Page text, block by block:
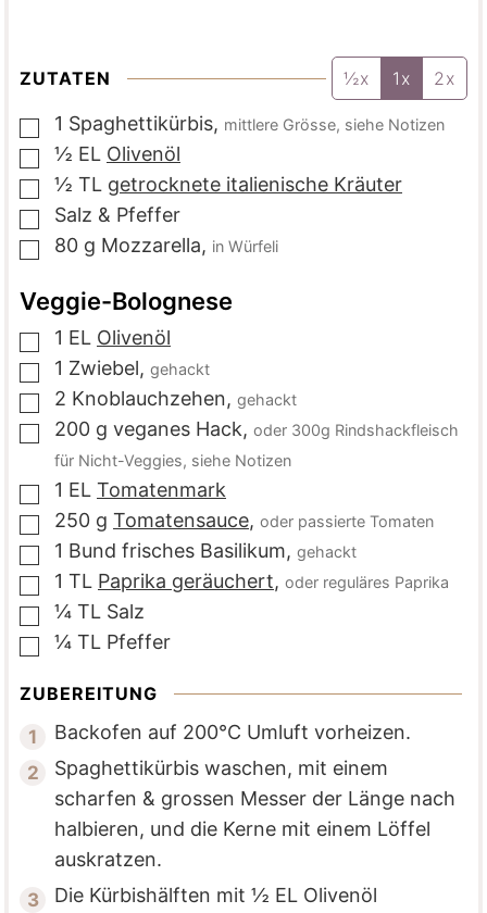
ZUTATEN ½x 1x 2x
▢
1 Spaghettikürbis, mittlere Grösse, siehe Notizen
▢
½ EL Olivenöl
▢
½ TL getrocknete italienische Kräuter
▢
Salz & Pfeffer
▢
80 g Mozzarella, in Würfeli
Veggie-Bolognese
▢
1 EL Olivenöl
▢
1 Zwiebel, gehackt
▢
2 Knoblauchzehen, gehackt
▢
200 g veganes Hack, oder 300g Rindshackfleisch
für Nicht-Veggies, siehe Notizen
▢
1 EL Tomatenmark
▢
250 g Tomatensauce, oder passierte Tomaten
▢
1 Bund frisches Basilikum, gehackt
▢
1 TL Paprika geräuchert, oder reguläres Paprika
▢
¼ TL Salz
▢
¼ TL Pfeffer
ZUBEREITUNG
Backofen auf 200°C Umluft vorheizen.
Spaghettikürbis waschen, mit einem
scharfen & grossen Messer der Länge nach
halbieren, und die Kerne mit einem Löffel
auskratzen.
Die Kürbishälften mit ½ EL Olivenöl